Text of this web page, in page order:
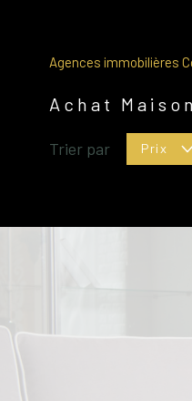
Agences immobilières
Achat
Trier par Prix